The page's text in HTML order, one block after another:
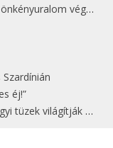
végét jelentette
éj!”
meg Zugspitzét